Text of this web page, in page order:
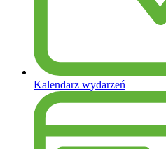
Kalendarz wydarzeń